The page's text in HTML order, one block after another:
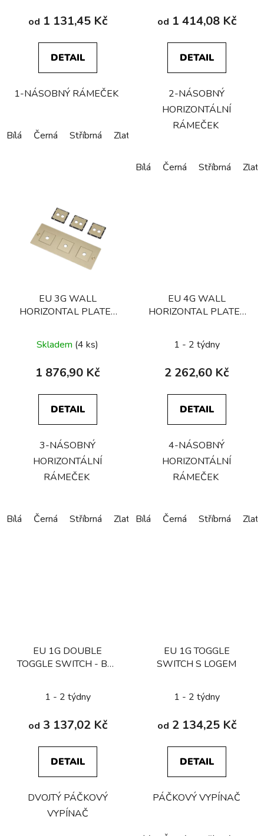
od 1 131,45 Kč
DETAIL
1-NÁSOBNÝ RÁMEČEK
Bílá Černá Stříbrná Zlatá
od 1 414,08 Kč
DETAIL
2-NÁSOBNÝ
HORIZONTÁLNÍ
RÁMEČEK
Bílá Černá Stříbrná Zlatá
EU 3G WALL
HORIZONTAL PLATE /
Skladem (4 ks)
1 876,90 Kč
DETAIL
3-NÁSOBNÝ
HORIZONTÁLNÍ
RÁMEČEK
Bílá Černá Stříbrná Zlatá Bronzová
EU 4G WALL
HORIZONTAL PLATE /
1 - 2 týdny
2 262,60 Kč
DETAIL
4-NÁSOBNÝ
HORIZONTÁLNÍ
RÁMEČEK
Bílá Černá Stříbrná Zlatá
EU 1G DOUBLE
TOGGLE SWITCH - BEZ
1 - 2 týdny
od 3 137,02 Kč
DETAIL
DVOJTÝ PÁČKOVÝ
VYPÍNAČ
EU 1G TOGGLE
SWITCH S LOGEM
1 - 2 týdny
od 2 134,25 Kč
DETAIL
PÁČKOVÝ VYPÍNAČ